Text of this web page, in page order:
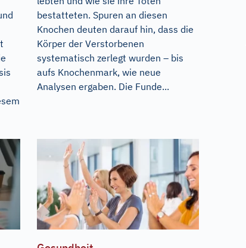
bestatteten. Spuren an diesen
Knochen deuten darauf hin, dass die
Körper der Verstorbenen
systematisch zerlegt wurden – bis
aufs Knochenmark, wie neue
Analysen ergaben. Die Funde...